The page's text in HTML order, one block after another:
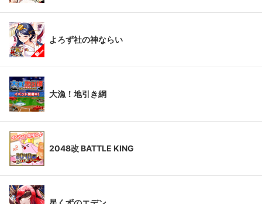
よろず社の神ならい
大漁！地引き網
2048改 BATTLE KING